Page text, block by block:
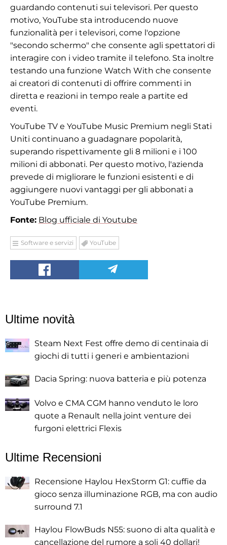
guardando contenuti sui televisori. Per questo
motivo, YouTube sta introducendo nuove
funzionalità per i televisori, come l'opzione
"secondo schermo" che consente agli spettatori di
interagire con i video tramite il telefono. Sta inoltre
testando una funzione Watch With che consente
ai creatori di contenuti di offrire commenti in
diretta e reazioni in tempo reale a partite ed
eventi.
YouTube TV e YouTube Music Premium negli Stati
Uniti continuano a guadagnare popolarità,
superando rispettivamente gli 8 milioni e i 100
milioni di abbonati. Per questo motivo, l'azienda
prevede di migliorare le funzioni esistenti e di
aggiungere nuovi vantaggi per gli abbonati a
YouTube Premium.
Fonte: Blog ufficiale di Youtube
Software e servizi YouTube
Ultime novità
Steam Next Fest offre demo di centinaia di
giochi di tutti i generi e ambientazioni
Dacia Spring: nuova batteria e più potenza
Volvo e CMA CGM hanno venduto le loro
quote a Renault nella joint venture dei
furgoni elettrici Flexis
Ultime Recensioni
Recensione Haylou HexStorm G1: cuffie da
gioco senza illuminazione RGB, ma con audio
surround 7.1
Haylou FlowBuds N55: suono di alta qualità e
cancellazione del rumore a soli 40 dollari!